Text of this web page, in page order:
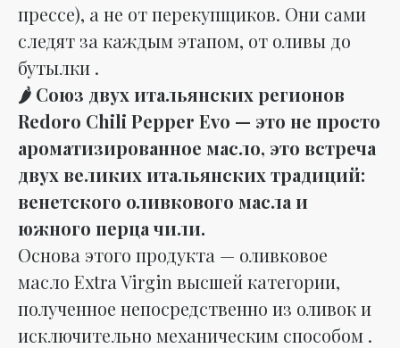
прессе), а не от перекупщиков. Они сами
следят за каждым этапом, от оливы до
бутылки .
🌶️ Союз двух итальянских регионов
Redoro Chili Pepper Evo — это не просто
ароматизированное масло, это встреча
двух великих итальянских традиций:
венетского оливкового масла и
южного перца чили.
Основа этого продукта — оливковое
масло Extra Virgin высшей категории,
полученное непосредственно из оливок и
исключительно механическим способом .